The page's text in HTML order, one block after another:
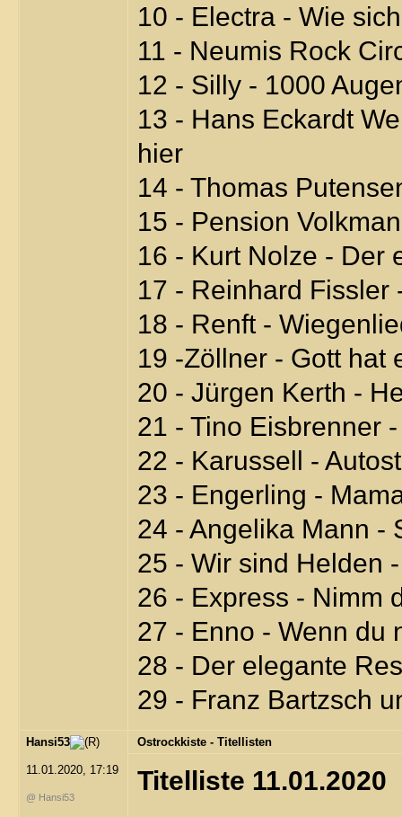
10 - Electra - Wie
11 - Neumis Rock
12 - Silly - 1000
13 - Hans Eckardt
hier
14 - Thomas
15 - Pension
16 - Kurt Nolze - Der
17 - Reinhard Fissler
18 - Renft -
19 -Zöllner - Gott hat
20 - Jürgen Kerth -
21 - Tino Eisbrenner
22 - Karussell -
23 - Engerling -
24 - Angelika Mann -
25 - Wir sind Helden
26 - Express - Nimm
27 - Enno - Wenn du
28 - Der elegante
29 - Franz Bartzsch
Hansi53
11.01.2020, 17:19
@ Hansi53
Ostrockkiste - Titellisten
Titelliste 11.01.2020